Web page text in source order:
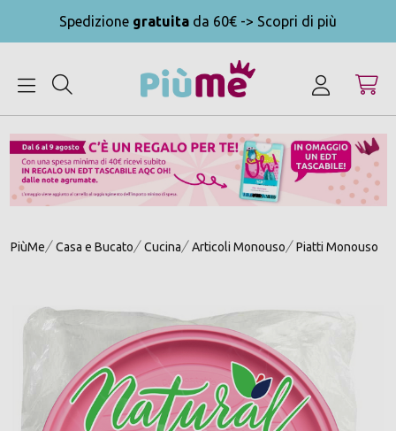
Spedizione gratuita da 60€ -> Scopri di più
PiùMe Casa e Bucato Cucina Articoli Monouso Piatti Monouso